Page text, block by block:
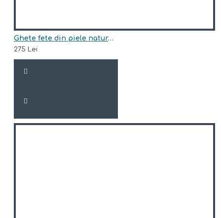
Ghete fete din piele naturala model TRISHA
275 Lei